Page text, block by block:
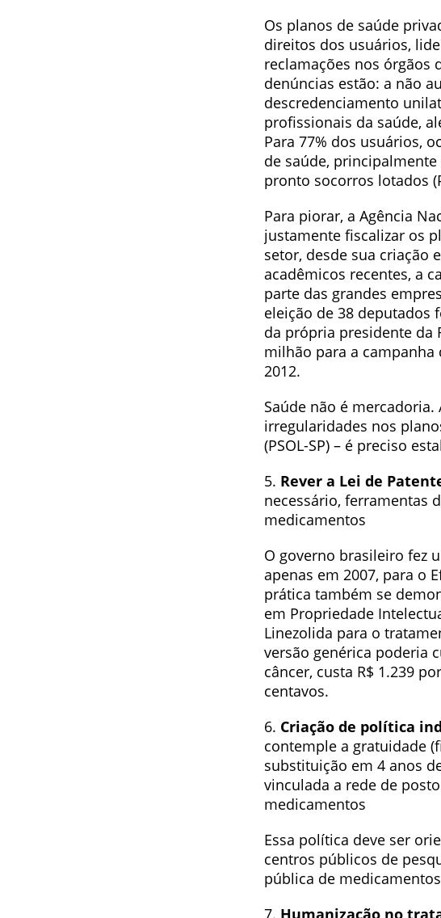
Os planos de saúde
direitos dos usuários,
reclamações nos órgãos
denúncias estão: a não
descredenciamento
profissionais da saúde,
Para 77% dos usuários,
de saúde,
pronto socorros lotados
Para piorar, a Agência
justamente fiscalizar os
setor, desde sua criação
acadêmicos recentes, a
parte das grandes
eleição de 38 deputados
da própria presidente da
milhão para a campanha
2012.
Saúde não é
irregularidades nos
(PSOL-SP) – é preciso
5. Rever a Lei de
necessário, ferramentas
medicamentos
O governo brasileiro fez
apenas em 2007, para o
prática também se
em Propriedade
Linezolida para o
versão genérica poderia
câncer, custa R$ 1.239
centavos.
6. Criação de política
contemple a gratuidade
substituição em 4 anos
vinculada a rede de
medicamentos
Essa política deve ser
centros públicos de
pública de
7. Humanização no